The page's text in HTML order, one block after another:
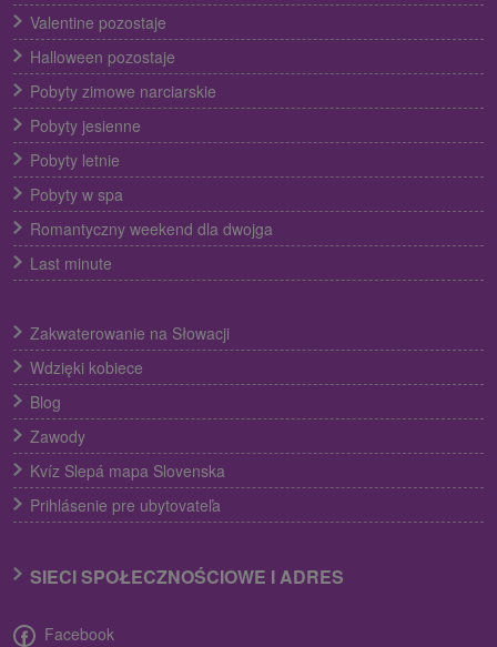
Valentine pozostaje
Halloween pozostaje
Pobyty zimowe narciarskie
Pobyty jesienne
Pobyty letnie
Pobyty w spa
Romantyczny weekend dla dwojga
Last minute
Zakwaterowanie na Słowacji
Wdzięki kobiece
Blog
Zawody
Kvíz Slepá mapa Slovenska
Prihlásenie pre ubytovateľa
SIECI SPOŁECZNOŚCIOWE I ADRES
Facebook